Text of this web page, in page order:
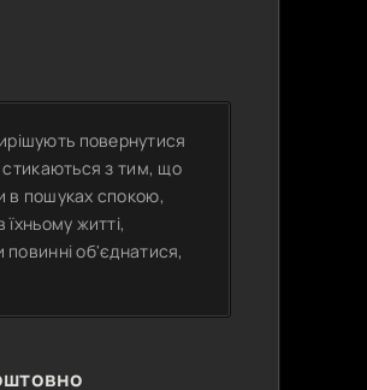
повернутися
стикаються з тим, що
в пошуках спокою,
житті,
повинні об'єднатися,